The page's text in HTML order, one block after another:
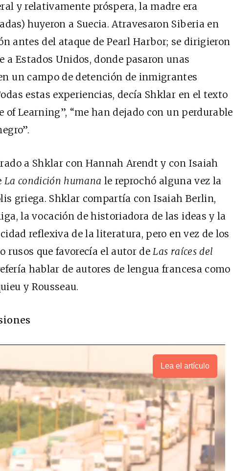
y relativamente próspera, la madre era
huyeron a Suecia. Atravesaron Siberia en
antes del ataque de Pearl Harbor; se dirigieron
a Estados Unidos, donde pasaron unas
un campo de detención de inmigrantes
estas experiencias, decía Shklar en el texto
of Learning”, “me han dejado con un perdurable
a Shklar con Hannah Arendt y con Isaiah
La condición humana le reprochó alguna vez la
griega. Shklar compartía con Isaiah Berlin,
la vocación de historiadora de las ideas y la
reflexiva de la literatura, pero en vez de los
rusos que favorecía el autor deLas raíces del
hablar de autores de lengua francesa como
y Rousseau.
Lea el artículo